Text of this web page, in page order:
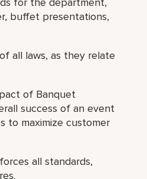
buffet presentations,
all laws, as they relate
of Banquet
success of an event
to maximize customer
all standards,